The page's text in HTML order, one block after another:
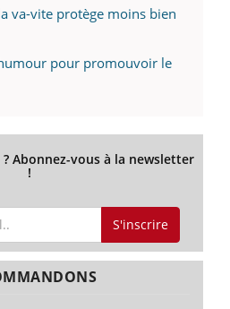
va-vite protège moins bien
pour promouvoir le
Abonnez-vous à la newsletter
!
S'inscrire